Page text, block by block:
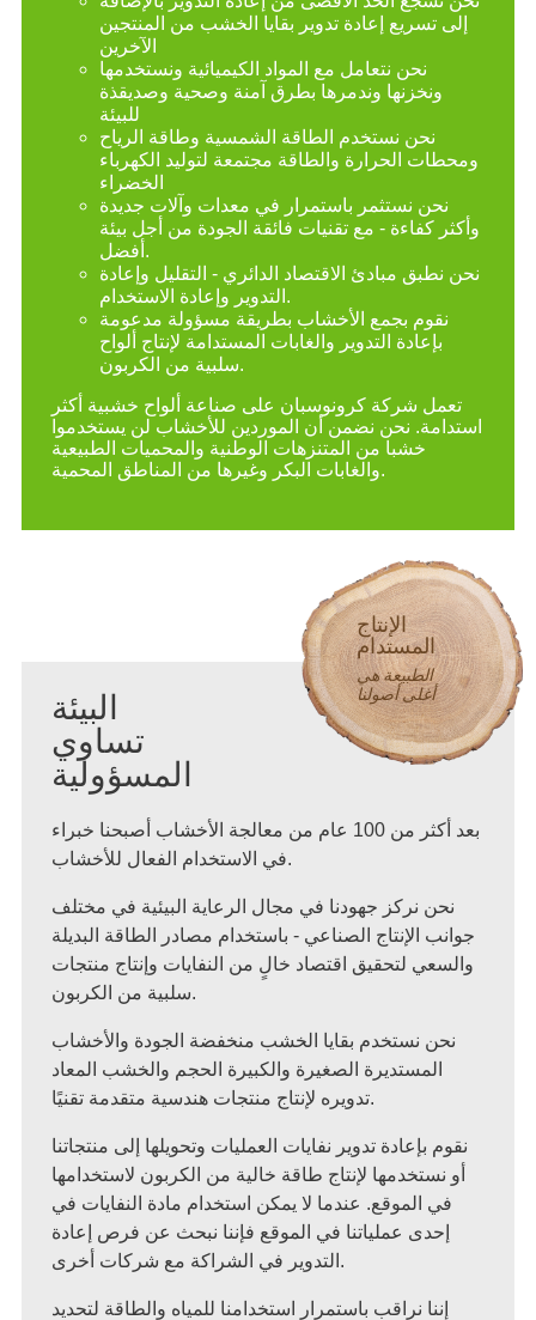
إعادة تدوير بقايا الخشب من المنتجين
نتعامل مع المواد الكيميائية ونستخدمها
وندمرها بطرق آمنة وصحية وصديقذة
نستخدم الطاقة الشمسية وطاقة الرياح
والطاقة مجتمعة لتوليد الكهرباء
باستمرار في معدات وآلات جديدة
- مع تقنيات فائقة الجودة من أجل بيئة
الاقتصاد الدائري - التقليل وإعادة
بجمع الأخشاب بطريقة مسؤولة مدعومة
التدوير والغابات المستدامة لإنتاج ألواح
كرونوسبان على صناعة ألواح خشبية أكثر
نحن نضمن أن الموردين للأخشاب لن يستخدموا
من المتنزهات الوطنية والمحميات الطبيعية
المسؤولية
بعد أكثر من 100 عام من معالجة الأخشاب أصبحنا خبراء
جهودنا في مجال الرعاية البيئية في مختلف
الصناعي - باستخدام مصادر الطاقة البديلة
اقتصاد خالٍ من النفايات وإنتاج منتجات
بقايا الخشب منخفضة الجودة والأخشاب
الصغيرة والكبيرة الحجم والخشب المعاد
تدوير نفايات العمليات وتحويلها إلى منتجاتنا
لإنتاج طاقة خالية من الكربون لاستخدامها
عندما لا يمكن استخدام مادة النفايات في
في الموقع فإننا نبحث عن فرص إعادة
باستمرار استخدامنا للمياه والطاقة لتحديد
الإنتاج
هي
أصولنا